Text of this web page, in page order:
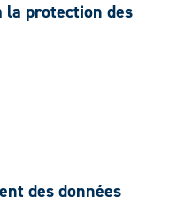
la protection des
des données